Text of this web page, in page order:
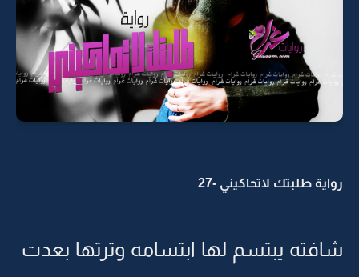
رواية طلبتك لاتحاكيني -27
شافته يبتسم لها ابتسامه وترتها بعدت